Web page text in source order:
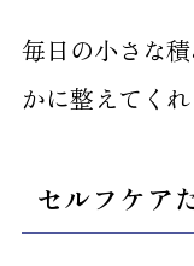
毎日の小さな
かに整えてく
セルフケア